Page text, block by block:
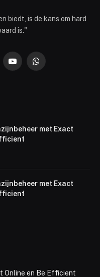
biedt, is de kans om hard
is."
YouTubeWhatsApp
met Exact
met Exact
Online en Be Efficient